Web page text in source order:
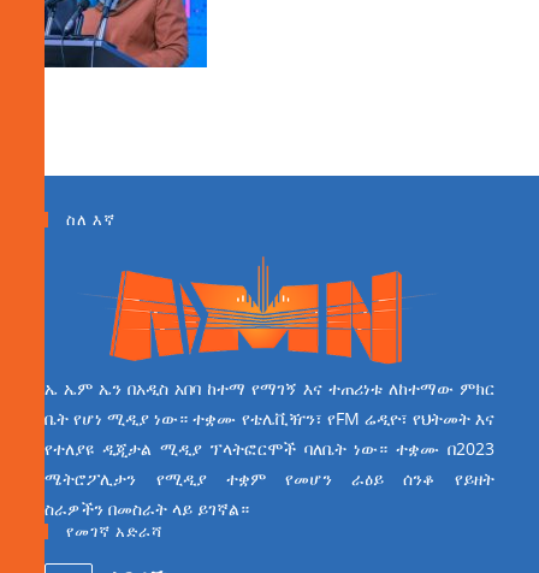
ስለ እኛ
ኤ ኤም ኤን በአዲስ አበባ ከተማ የማገኝ እና ተጠሪነቱ ለከተማው ምክር
ቤት የሆነ ሚዲያ ነው። ተቋሙ የቴሌቪዥን፣ የFM ሬዲዮ፣ የህትመት እና
የተለያዩ ዲጂታል ሚዲያ ፕላትፎርሞች ባለቤት ነው። ተቋሙ በ2023
ሜትሮፖሊታን የሚዲያ ተቋም የመሆን ራዕይ ሰንቆ የይዘት
ስራዎችን በመስራት ላይ ይገኛል።
የመገኛ አድራሻ